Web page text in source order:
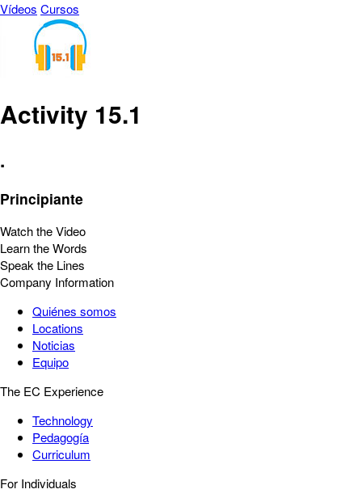
Vídeos Cursos
Activity 15.1
.
Principiante
Watch the Video
Learn the Words
Speak the Lines
Company Information
Quiénes somos
Locations
Noticias
Equipo
The EC Experience
Technology
Pedagogía
Curriculum
For Individuals